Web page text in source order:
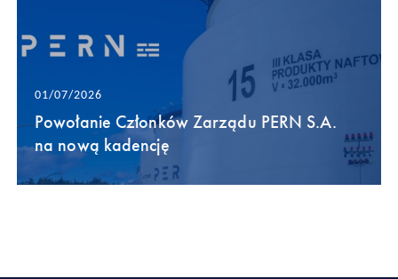
01/07/2026
Powołanie Członków Zarządu PERN S.A.
na nową kadencję